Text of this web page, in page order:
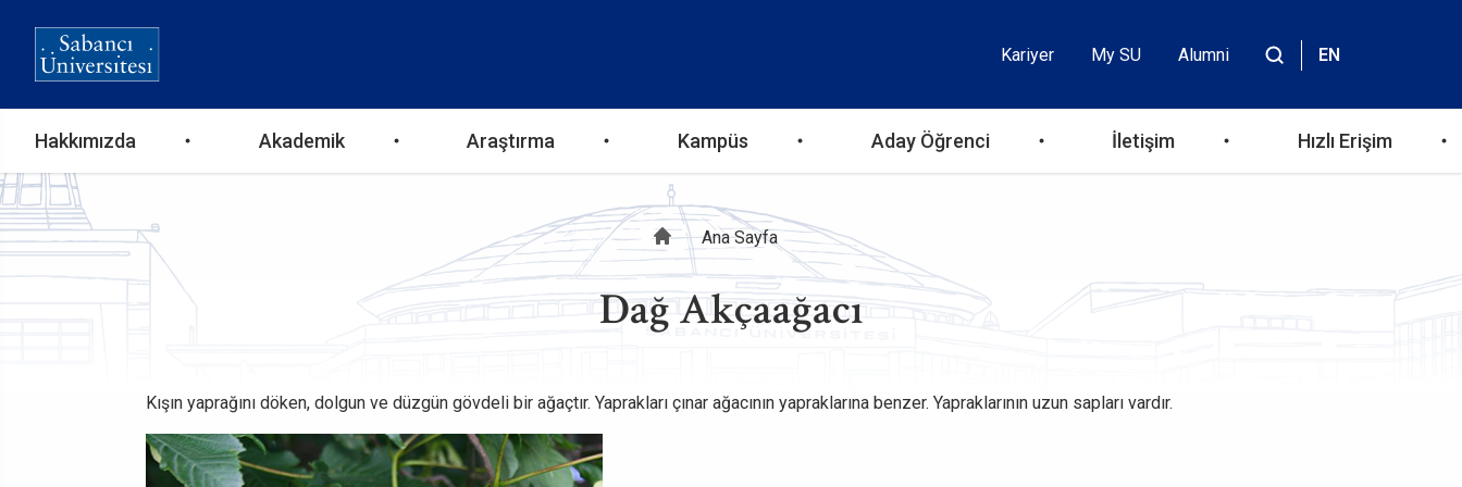
Header
Top
Kariyer My SU
Alumni
EN
Ana
gezinti
menüsü
Hakkımızda Akademik Araştırma Kampüs Aday Öğrenci İletişim Hızlı Erişim
Sayfa
yolu
Ana Sayfa
Dağ Akçaağacı
Kışın yaprağını döken, dolgun ve düzgün gövdeli bir ağaçtır. Yaprakları çınar ağacının yapraklarına benzer. Yapraklarının uzun sapları vardır.